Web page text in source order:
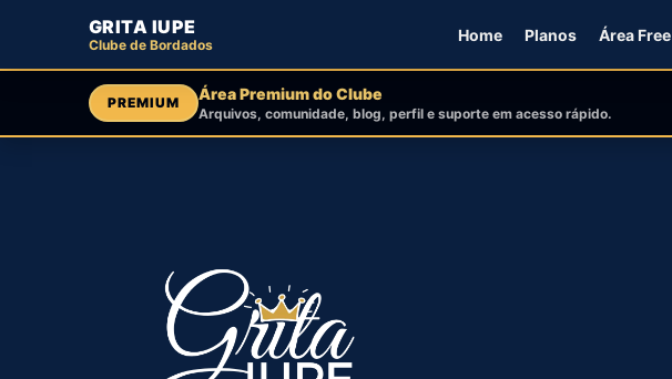
GRITA IUPE
Clube de Bordados
Home Planos Área Free
PREMIUM Área Premium do Clube
Arquivos, comunidade, blog, perfil e suporte em acesso rápido.